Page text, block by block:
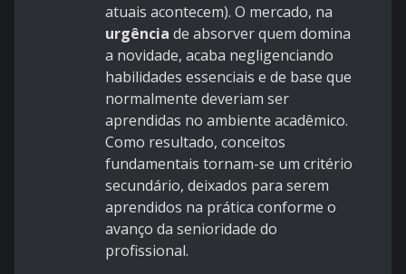
atuais acontecem). O mercado, na
urgência de absorver quem domina
a novidade, acaba negligenciando
habilidades essenciais e de base que
normalmente deveriam ser
aprendidas no ambiente acadêmico.
Como resultado, conceitos
fundamentais tornam-se um critério
secundário, deixados para serem
aprendidos na prática conforme o
avanço da senioridade do
profissional.